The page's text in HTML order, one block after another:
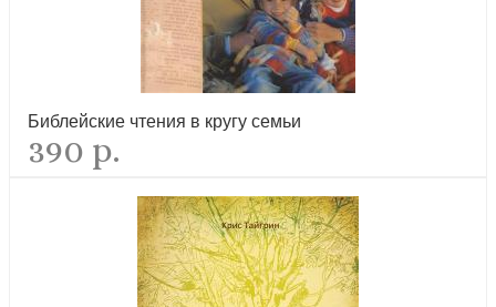
Где Бог, когда я страдаю? (мягкий переплет)
Крещенные по вере. Баптисты в России в ее прошлом и
настоящем
Библейские чтения в кругу семьи
390 р.